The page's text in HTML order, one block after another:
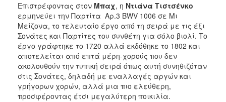
Επιστρέφοντας στον Μπαχ, η Ντιάνα Τιστσένκο
ερμηνεύει την Παρτίτα Αρ.3 BWV 1006 σε Μι
Μείζονα, το τελευταίο έργο από τη σειρά με τις έξι
Σονάτες και Παρτίτες του συνθέτη για σόλο βιολί. Το
έργο γράφτηκε το 1720 αλλά εκδόθηκε το 1802 και
αποτελείται από επτά μέρη-χορούς που δεν
ακολουθούν την τυπική σειρά όπως αυτή συνηθιζόταν
στις Σονάτες, δηλαδή με εναλλαγές αργών και
γρήγορων χορών, αλλά μια πιο ελεύθερη,
προσφέροντας έτσι μεγαλύτερη ποικιλία.